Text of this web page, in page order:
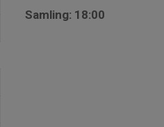
Samling: 18:00